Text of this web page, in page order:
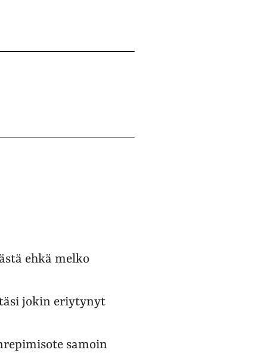
ehkä melko
jokin eriytynyt
samoin